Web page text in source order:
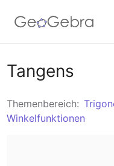
Materialien
Zahlenmengen
Rechner
Tangens
Themenbereich:
Winkelfunktionen